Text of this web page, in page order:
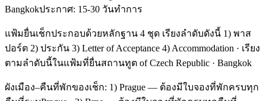
Bangkokประกาศ: 15-30 วันทำการ
แฟ้มยื่นเช็กประกอบด้วยหลักฐาน 4 ชุด เรียงลำดับดังนี้ 1) พาส
ปอร์ต 2) ประกัน 3) Letter of Acceptance 4) Accommodation · เรียง
ตามลำดับนี้ในแฟ้มที่ยื่นสถานทูต of Czech Republic · Bangkok
ผังเมือง–คืนที่พักของเช็ก: 1) Prague — ต้องมีใบจองที่พักครบทุก